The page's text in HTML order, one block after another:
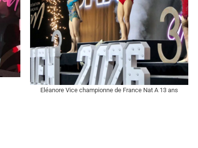
Eléanore Vice championne de France Nat A 13 ans